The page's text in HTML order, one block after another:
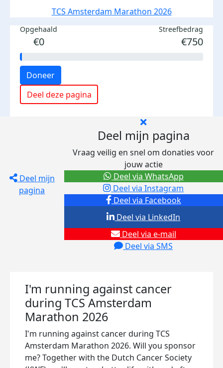
TCS Amsterdam Marathon 2026
Opgehaald
€0
Streefbedrag
€750
Doneer
Deel deze pagina
Deel mijn
pagina
Deel mijn pagina
Vraag veilig en snel om donaties voor
jouw actie
Deel via Facebook
Deel via Instagram
Deel via e-mail
Deel via SMS
Deel via LinkedIn
Deel via WhatsApp
I'm running against cancer
during TCS Amsterdam
Marathon 2026
I'm running against cancer during TCS
Amsterdam Marathon 2026. Will you sponsor
me? Together with the Dutch Cancer Society